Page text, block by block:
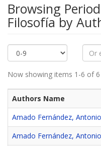
Browsing
Filosofía by
Now showing items 1-6 of 6
Authors Name
Amado Fernández,
Amado Fernández,